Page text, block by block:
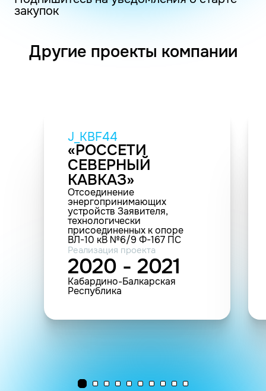
закупок
Другие проекты компании
J_KBF44
«РОССЕТИ
СЕВЕРНЫЙ
КАВКАЗ»
Отсоединение
энергопринимающих
устройств Заявителя,
технологически
присоединенных к опоре
ВЛ-10 кВ №6/9 Ф-167 ПС
110/10 кВ Малка (договор ТП
от 29.12.2018 №658/2018)
Реализация проекта
2020 - 2021
Кабардино-Балкарская
Республика